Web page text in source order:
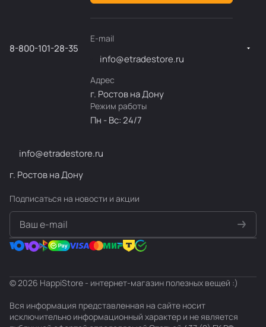
8-800-101-28-35
E-mail
info@etradestore.ru
Адрес
г. Ростов на Дону
Режим работы
Пн - Вс: 24/7
info@etradestore.ru
г. Ростов на Дону
Подписаться на новости и акции
© 2026 HappiStore - интернет-магазин полезных вещей :)
Вся информация представленная на сайте носит
исключительно информационный характер и не является